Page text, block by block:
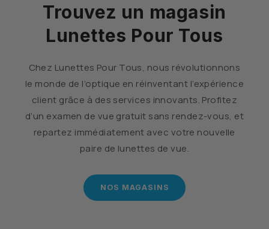
Trouvez un magasin
Lunettes Pour Tous
Chez Lunettes Pour Tous, nous révolutionnons
le monde de l’optique en réinventant l’expérience
client grâce à des services innovants. Profitez
d’un examen de vue gratuit sans rendez-vous, et
repartez immédiatement avec votre nouvelle
paire de lunettes de vue.
NOS MAGASINS